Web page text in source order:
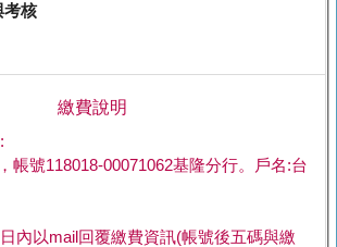
考核
繳費說明
帳號118018-00071062基隆分行。戶名:台
內以mail回覆繳費資訊(帳號後五碼與繳